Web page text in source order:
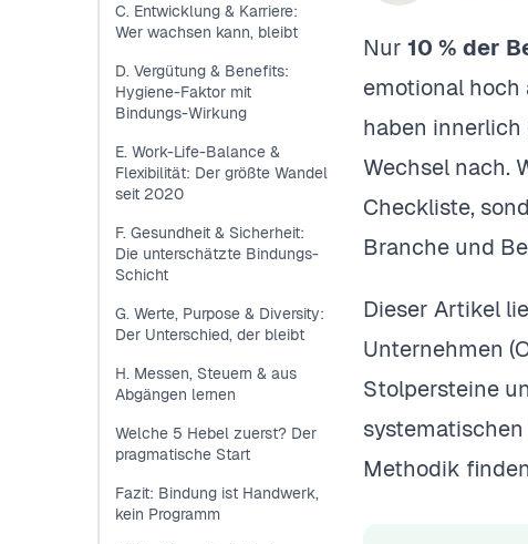
C. Entwicklung & Karriere:
Wer wachsen kann, bleibt
D. Vergütung & Benefits:
Hygiene-Faktor mit
Bindungs-Wirkung
E. Work-Life-Balance &
Flexibilität: Der größte Wandel
seit 2020
F. Gesundheit & Sicherheit:
Die unterschätzte Bindungs-
Schicht
G. Werte, Purpose & Diversity:
Der Unterschied, der bleibt
H. Messen, Steuern & aus
Abgängen lernen
Welche 5 Hebel zuerst? Der
pragmatische Start
Fazit: Bindung ist Handwerk,
kein Programm
Nur 10 % der
emotional
haben
Wechsel nach.
Checkliste,
Branche und
Dieser Artikel
Unternehmen
Stolpersteine
Methodik